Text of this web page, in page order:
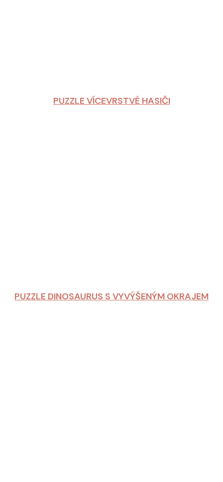
PUZZLE VÍCEVRSTVÉ HASIČI
PUZZLE DINOSAURUS S VYVÝŠENÝM OKRAJEM